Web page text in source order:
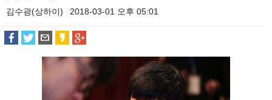
김수광(상하이)
2018-03-01 오후 05:01